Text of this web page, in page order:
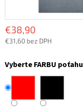
€38,90
€31,60 bez DPH
cena:
Vyberte FARBU poťahu